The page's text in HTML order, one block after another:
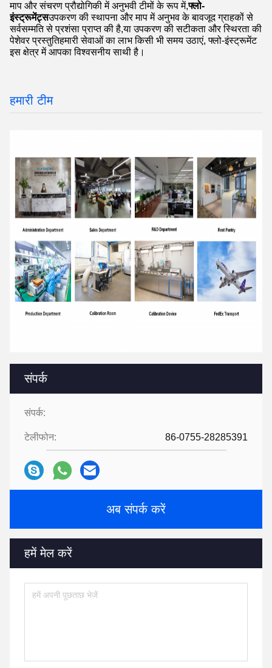
संपर्क
संपर्क:
टेलीफोन: 86-0755-28285391
अब संपर्क करें
हमें मेल करें
माप और संचरण प्रौद्योगिकी में अनुभवी टीमों के रूप में,फ्लो-
इंस्ट्रूमेंट्सउपकरण की स्थापना और माप में अनुभव के बावजूद ग्राहकों से
सर्वसम्मति से प्रशंसा प्राप्त की है,या उपकरण की सटीकता और स्थिरता की
पेशेवर प्रस्तुतिहमारी सेवाओं का लाभ किसी भी समय उठाएं, फ्लो-इंस्ट्रूमेंट
इस क्षेत्र में आपका विश्वसनीय साथी है।
हमारी टीम